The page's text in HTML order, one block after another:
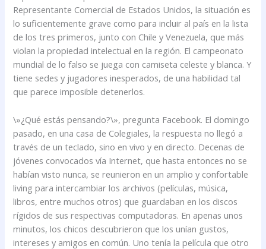
Representante Comercial de Estados Unidos, la situación es
lo suficientemente grave como para incluir al país en la lista
de los tres primeros, junto con Chile y Venezuela, que más
violan la propiedad intelectual en la región. El campeonato
mundial de lo falso se juega con camiseta celeste y blanca. Y
tiene sedes y jugadores inesperados, de una habilidad tal
que parece imposible detenerlos.
\»¿Qué estás pensando?\», pregunta Facebook. El domingo
pasado, en una casa de Colegiales, la respuesta no llegó a
través de un teclado, sino en vivo y en directo. Decenas de
jóvenes convocados vía Internet, que hasta entonces no se
habían visto nunca, se reunieron en un amplio y confortable
living para intercambiar los archivos (películas, música,
libros, entre muchos otros) que guardaban en los discos
rígidos de sus respectivas computadoras. En apenas unos
minutos, los chicos descubrieron que los unían gustos,
intereses y amigos en común. Uno tenía la película que otro